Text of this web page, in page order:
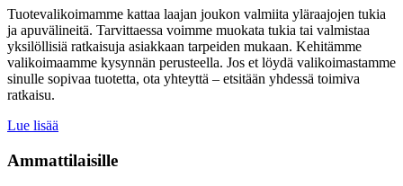
Tuotevalikoimamme kattaa laajan joukon valmiita yläraajojen tukia
ja apuvälineitä. Tarvittaessa voimme muokata tukia tai valmistaa
yksilöllisiä ratkaisuja asiakkaan tarpeiden mukaan. Kehitämme
valikoimaamme kysynnän perusteella. Jos et löydä valikoimastamme
sinulle sopivaa tuotetta, ota yhteyttä – etsitään yhdessä toimiva
ratkaisu.
Lue lisää
Ammattilaisille